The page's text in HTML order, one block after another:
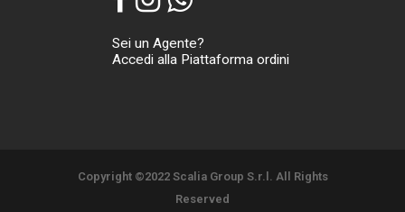
Sei un Agente?
Accedi alla Piattaforma ordini
Copyright ©2022 Scalia Group S.r.l. All Rights
Reserved